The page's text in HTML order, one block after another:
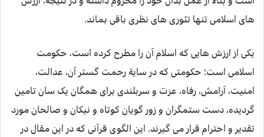
های اسلامی تنها تئوری های نظری باقی بماند.
یکی از ارزش هایی که اسلام آن را مطرح کرده است، حکومت
اسلامی است؛ حکومتی که در سایة رحمت گستر آن، عدالت،
امنیت، آرامش، رفاه، عزت و سربلندی برای همگان یک سان تامین
گردیده، دست ستمگران و زور گویان کوتاه و نیکان و صالحان مورد
تقدیر و احترام قرار می گیرند. این الگوی قرآنی که در این مقال در